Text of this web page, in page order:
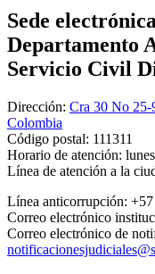
Sede electrónica
Departamento
Servicio Civil
Dirección: Cra 30 No 25-
Colombia
Código postal: 111311
Horario de atención:
Línea de atención a la
Línea anticorrupción:
Correo electrónico
Correo electrónico de